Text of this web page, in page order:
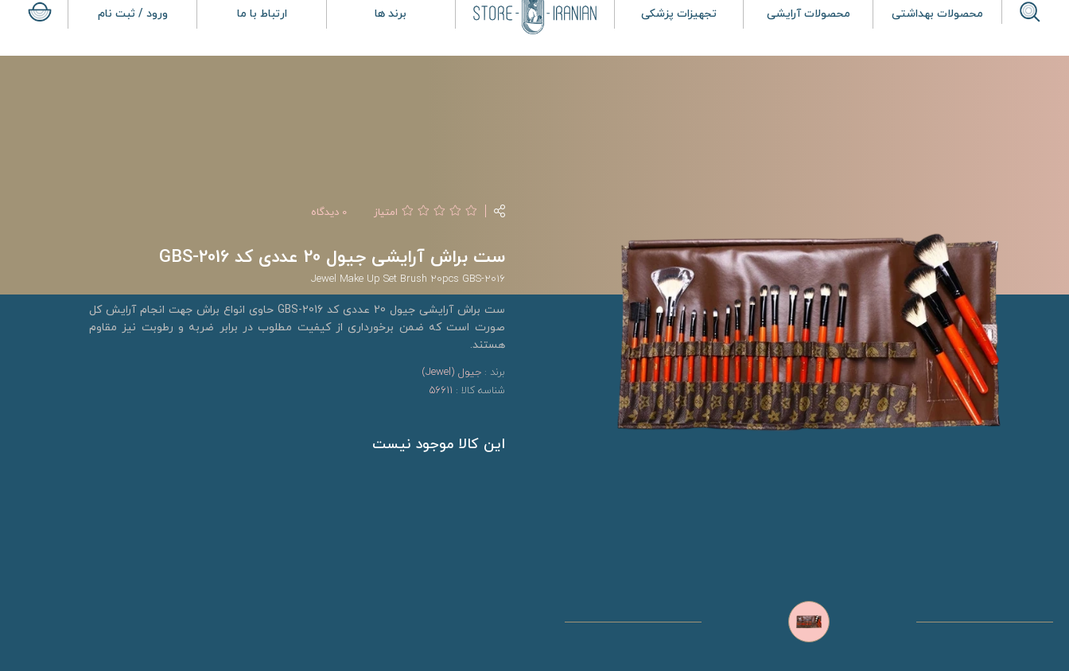
محصولات بهداشتی محصولات آرایشی تجهیزات پزشکی برند ها ارتباط با ما ورود / ثبت نام
امتیاز 0 دیدگاه
ست براش آرایشی جیول 20 عددی کد GBS-2016
Jewel Make Up Set Brush 20pcs GBS-2016
ست براش آرایشی جیول 20 عددی کد GBS-2016 حاوی انواع براش جهت انجام آرایش کل
صورت است که ضمن برخورداری از کیفیت مطلوب در برابر ضربه و رطوبت نیز مقاوم
هستند.
برند : جیول (Jewel)
شناسه کالا : 56611
این کالا موجود نیست